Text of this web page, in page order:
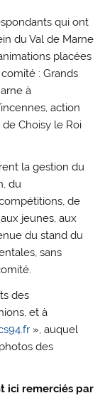
qui ont
du Val de Marne
placées
: Grands
à
action
Choisy le Roi
la gestion du
du
de
jeunes, aux
du stand du
sans
des
et à
», auquel
des
ici remerciés par